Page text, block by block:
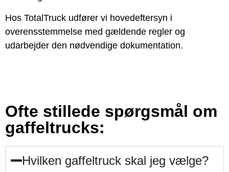
Hos TotalTruck udfører vi hovedeftersyn i
overensstemmelse med gældende regler og
udarbejder den nødvendige dokumentation.
Ofte stillede spørgsmål om
gaffeltrucks:
Hvilken gaffeltruck skal jeg vælge?